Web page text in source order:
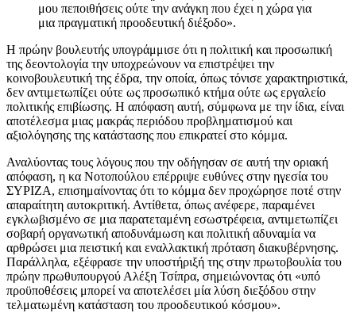
μου πεποιθήσεις ούτε την ανάγκη που έχει η χώρα για
μια πραγματική προοδευτική διέξοδο».
Η πρώην βουλευτής υπογράμμισε ότι η πολιτική και προσωπική
της δεοντολογία την υποχρεώνουν να επιστρέψει την
κοινοβουλευτική της έδρα, την οποία, όπως τόνισε χαρακτηριστικά,
δεν αντιμετωπίζει ούτε ως προσωπικό κτήμα ούτε ως εργαλείο
πολιτικής επιβίωσης. Η απόφαση αυτή, σύμφωνα με την ίδια, είναι
αποτέλεσμα μιας μακράς περιόδου προβληματισμού και
αξιολόγησης της κατάστασης που επικρατεί στο κόμμα.
Αναλύοντας τους λόγους που την οδήγησαν σε αυτή την οριακή
απόφαση, η κα Νοτοπούλου επέρριψε ευθύνες στην ηγεσία του
ΣΥΡΙΖΑ, επισημαίνοντας ότι το κόμμα δεν προχώρησε ποτέ στην
απαραίτητη αυτοκριτική. Αντίθετα, όπως ανέφερε, παραμένει
εγκλωβισμένο σε μια παρατεταμένη εσωστρέφεια, αντιμετωπίζει
σοβαρή οργανωτική αποδυνάμωση και πολιτική αδυναμία να
αρθρώσει μια πειστική και εναλλακτική πρόταση διακυβέρνησης.
Παράλληλα, εξέφρασε την υποστήριξή της στην πρωτοβουλία του
πρώην πρωθυπουργού Αλέξη Τσίπρα, σημειώνοντας ότι «υπό
προϋποθέσεις μπορεί να αποτελέσει μία λύση διεξόδου στην
τελματωμένη κατάσταση του προοδευτικού κόσμου».